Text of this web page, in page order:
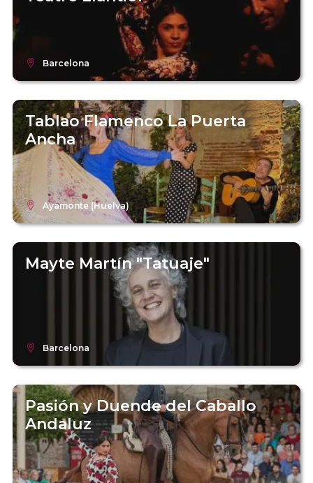
Barcelona
Tablao Flamenco La Puerta
Ancha
Ayamonte (Huelva)
Mayte Martín "Tatuaje"
Barcelona
Pasión y Duende del Caballo
Andaluz